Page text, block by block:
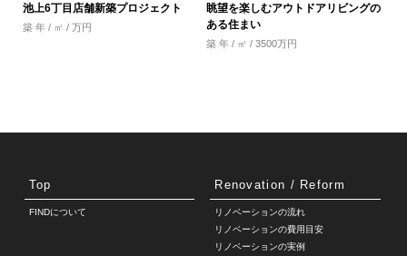
池上6丁目店舗新築プロジェクト
築 年 / ㎡ / 万円
眺望を楽しむアウトドアリビングの
ある住まい
築 年 / ㎡ / 3500万円
Top
FINDについて
Renovation / Reform
リノベーションの流れ
リノベーションの費用目安
リノベーションの実例